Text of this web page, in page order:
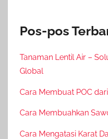
Pos-pos
Tanaman Lentil Air –
Global
Cara Membuat POC
Cara Membuahkan
Cara Mengatasi Karat